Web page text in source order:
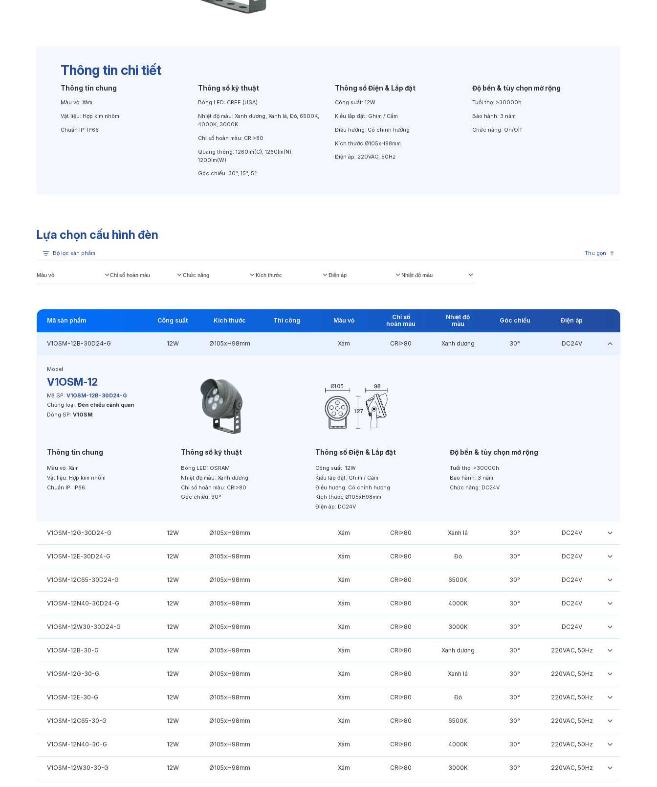
Thông tin chi tiết
Thông tin chung
Màu vỏ: Xám
Vật liệu: Hợp kim nhôm
Chuẩn IP: IP66
Thông số kỹ thuật
Bóng LED: CREE (USA)
Nhiệt độ màu: Xanh dương, Xanh lá, Đỏ, 6500K,
4000K, 3000K
Chỉ số hoàn màu: CRI>80
Quang thông: 1260lm(C), 1260lm(N),
1200lm(W)
Góc chiếu: 30°, 15°, 5°
Thông số Điện & Lắp đặt
Công suất:12W
Kiểu lắp đặt: Ghim / Cắm
Điều hướng: Có chỉnh hướng
Kích thước Ø105xH98mm
Điện áp: 220VAC, 50Hz
Độ bền & tùy chọn mở rộng
Tuổi thọ: >30000h
Bảo hành: 3 năm
Chức năng: On/Off
Lựa chọn cấu hình đèn
Bộ lọc sản phẩm Thu gọn
Màu vỏ Chỉ số hoàn màu Chức năng Kích thước Điện áp Nhiệt độ màu
Mã sản phẩm Công suất Kích thước Thi công Màu vỏ
Chỉ số
hoàn màu
Nhiệt độ
màu
Góc chiếu Điện áp
V1OSM-12B-30D24-G 12W Ø105xH98mm Xám CRI>80 Xanh dương 30° DC24V
Model
V1OSM-12
Mã SP: V1OSM-12B-30D24-G
Chủng loại: Đèn chiếu cảnh quan
Dòng SP: V1OSM
Thông tin chung
Màu vỏ: Xám
Vật liệu: Hợp kim nhôm
Chuẩn IP: IP66
Thông số kỹ thuật
Bóng LED: OSRAM
Nhiệt độ màu: Xanh dương
Chỉ số hoàn màu: CRI>80
Góc chiếu: 30°
Thông số Điện & Lắp đặt
Công suất: 12W
Kiểu lắp đặt: Ghim / Cắm
Điều hướng: Có chỉnh hướng
Kích thước Ø105xH98mm
Điện áp: DC24V
Độ bền & tùy chọn mở rộng
Tuổi thọ: >30000h
Bảo hành: 3 năm
Chức năng: DC24V
V1OSM-12G-30D24-G 12W Ø105xH98mm Xám CRI>80 Xanh lá 30° DC24V
V1OSM-12E-30D24-G 12W Ø105xH98mm Xám CRI>80 Đỏ 30° DC24V
V1OSM-12C65-30D24-G 12W Ø105xH98mm Xám CRI>80 6500K 30° DC24V
V1OSM-12N40-30D24-G 12W Ø105xH98mm Xám CRI>80 4000K 30° DC24V
V1OSM-12W30-30D24-G 12W Ø105xH98mm Xám CRI>80 3000K 30° DC24V
V1OSM-12B-30-G 12W Ø105xH98mm Xám CRI>80 Xanh dương 30° 220VAC, 50Hz
V1OSM-12G-30-G 12W Ø105xH98mm Xám CRI>80 Xanh lá 30° 220VAC, 50Hz
V1OSM-12E-30-G 12W Ø105xH98mm Xám CRI>80 Đỏ 30° 220VAC, 50Hz
V1OSM-12C65-30-G 12W Ø105xH98mm Xám CRI>80 6500K 30° 220VAC, 50Hz
V1OSM-12N40-30-G 12W Ø105xH98mm Xám CRI>80 4000K 30° 220VAC, 50Hz
V1OSM-12W30-30-G 12W Ø105xH98mm Xám CRI>80 3000K 30° 220VAC, 50Hz